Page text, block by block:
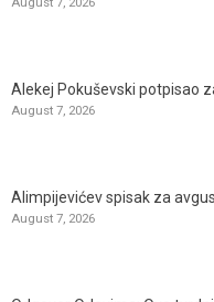
Alekej Pokuševski potpisao
August 7, 2026
Alimpijevićev spisak za
August 7, 2026